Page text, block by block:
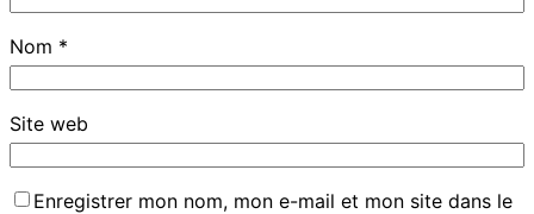
Nom *
Site web
Enregistrer mon nom, mon e-mail et mon site dans le